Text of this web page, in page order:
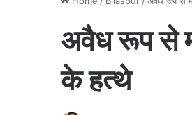
अवैध रूप से
के हत्थे